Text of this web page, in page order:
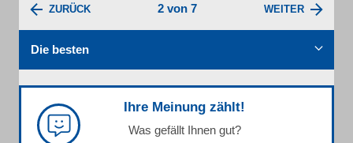
ZURÜCK 2 von 7 WEITER
Die besten
Ihre Meinung zählt!
Was gefällt Ihnen gut?